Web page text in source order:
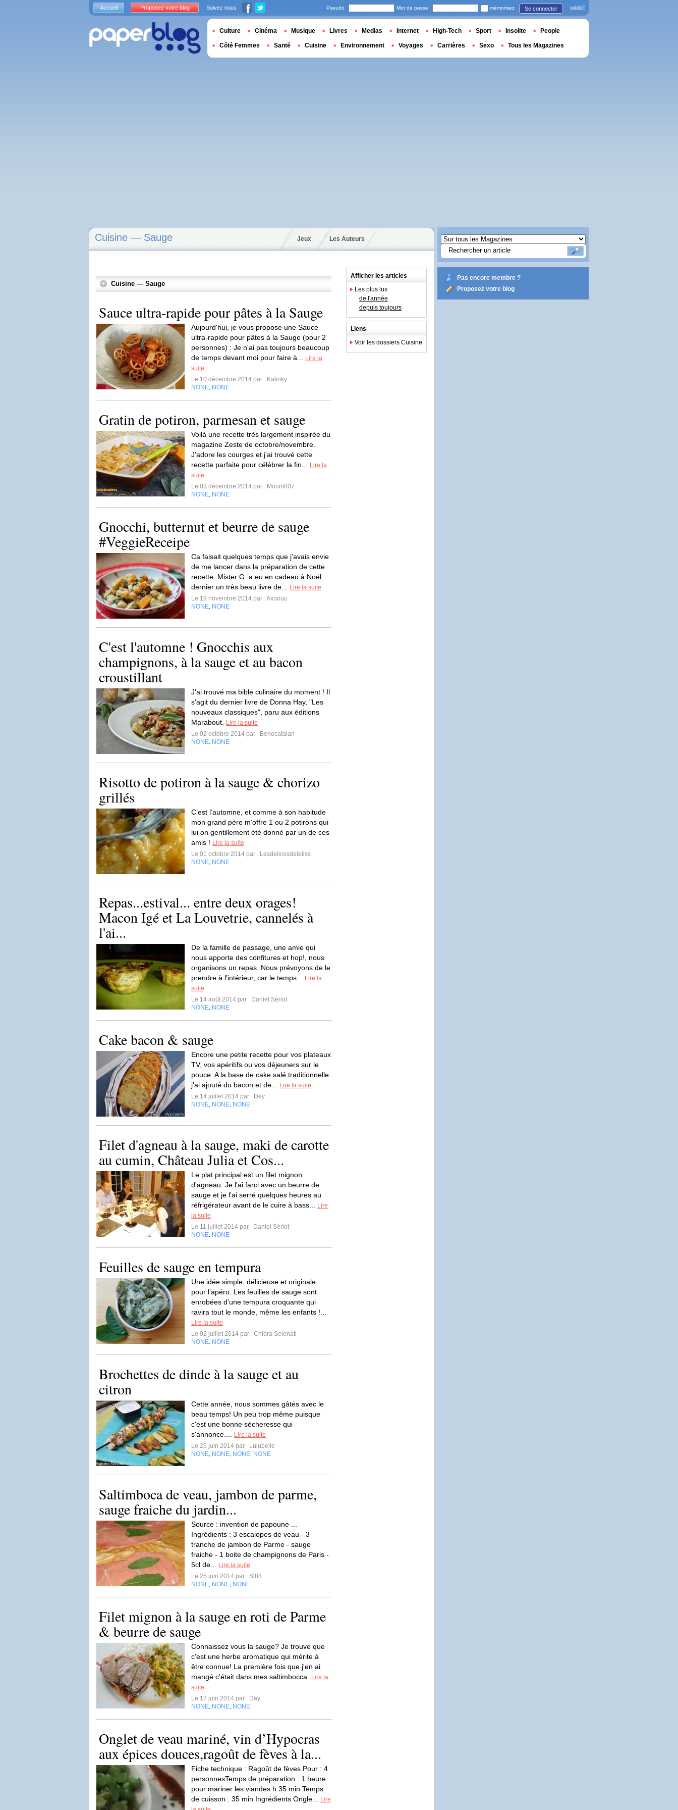
Cuisine — Sauge Jeux Les Auteurs
Cuisine — Sauge
Sauce ultra-rapide pour pâtes à la Sauge
Aujourd'hui, je vous propose une Sauce
ultra-rapide pour pâtes à la Sauge (pour 2
personnes) : Je n'ai pas toujours beaucoup
de temps devant moi pour faire à...
Lire la
suite
Le 10 décembre 2014 par
Kalinky
NONE NONE
Gratin de potiron, parmesan et sauge
Voilà une recette très largement inspirée du
magazine Zeste de octobre/novembre.
J'adore les courges et j'ai trouvé cette
recette parfaite pour célébrer la fin...
Lire la
suite
Le 03 décembre 2014 par
Moum007
NONE NONE
Gnocchi, butternut et beurre de sauge
#VeggieReceipe
Ca faisait quelques temps que j'avais envie
de me lancer dans la préparation de cette
recette. Mister G. a eu en cadeau à Noël
dernier un très beau livre de...
Lire la suite
Le 19 novembre 2014 par Axoouu
NONE NONE
C'est l'automne ! Gnocchis aux
champignons, à la sauge et au bacon
croustillant
J'ai trouvé ma bible culinaire du moment ! Il
s'agit du dernier livre de Donna Hay, "Les
nouveaux classiques", paru aux éditions
Marabout.
Lire la suite
Le 02 octobre 2014 par
Benecatalan
NONE NONE
Risotto de potiron à la sauge & chorizo
grillés
C’est l’automne, et comme à son habitude
mon grand père m’offre 1 ou 2 potirons qui
lui on gentillement été donné par un de ces
amis ! Lire la suite
Le 01 octobre 2014 par
Lesdelicesdeletiss
NONE NONE
Repas...estival... entre deux orages!
Macon Igé et La Louvetrie, cannelés à
l'ai...
De la famille de passage, une amie qui
nous apporte des confitures et hop!, nous
organisons un repas. Nous prévoyons de le
prendre à l'intérieur, car le temps...
Lire la
suite
Le 14 août 2014 par
Daniel Sériot
NONE NONE
Cake bacon & sauge
Encore une petite recette pour vos plateaux
TV, vos apéritifs ou vos déjeuners sur le
pouce. A la base de cake salé traditionnelle
j'ai ajouté du bacon et de...
Lire la suite
Le 14 juillet 2014 par
Dey
NONE NONE NONE
Filet d'agneau à la sauge, maki de carotte
au cumin, Château Julia et Cos...
Le plat principal est un filet mignon
d'agneau. Je l'ai farci avec un beurre de
sauge et je l'ai serré quelques heures au
réfrigérateur avant de le cuire à bass...
Lire
la suite
Le 11 juillet 2014 par
Daniel Sériot
NONE NONE
Feuilles de sauge en tempura
Une idée simple, délicieuse et originale
pour l'apéro. Les feuilles de sauge sont
enrobées d'une tempura croquante qui
ravira tout le monde, même les enfants !...
Lire la suite
Le 02 juillet 2014 par
Chiara Selenati
NONE NONE
Brochettes de dinde à la sauge et au
citron
Cette année, nous sommes gâtés avec le
beau temps! Un peu trop même puisque
c'est une bonne sécheresse qui
s'annonce....
Lire la suite
Le 25 juin 2014 par
Lulubelle
NONE NONE NONE NONE
Saltimboca de veau, jambon de parme,
sauge fraiche du jardin...
Source : invention de papoune ...
Ingrédients : 3 escalopes de veau - 3
tranche de jambon de Parme - sauge
fraiche - 1 boite de champignons de Paris -
5cl de...
Lire la suite
Le 25 juin 2014 par
Sl88
NONE NONE NONE
Filet mignon à la sauge en roti de Parme
& beurre de sauge
Connaissez vous la sauge? Je trouve que
c'est une herbe aromatique qui mérite à
être connue! La première fois que j'en ai
mangé c'était dans mes saltimbocca.
Lire la
suite
Le 17 juin 2014 par
Dey
NONE NONE NONE
Onglet de veau mariné, vin d’Hypocras
aux épices douces,ragoût de fèves à la...
Fiche technique : Ragoût de fèves Pour : 4
personnesTemps de préparation : 1 heure
pour mariner les viandes h 35 min Temps
de cuisson : 35 min Ingrédients Ongle...
Lire
Afficher les articles
Les plus lus
de l'année
depuis toujours
Liens
Voir les dossiers Cuisine
Pas encore membre ?
Proposez votre blog
Accueil Proposez votre blog Suivez nous Pseudo Mot de passe mémorisez Se connecter oublié?
Culture Cinéma Musique Livres Medias Internet High-Tech Sport Insolite People
Côté Femmes Santé Cuisine Environnement Voyages Carrières Sexo Tous les Magazines